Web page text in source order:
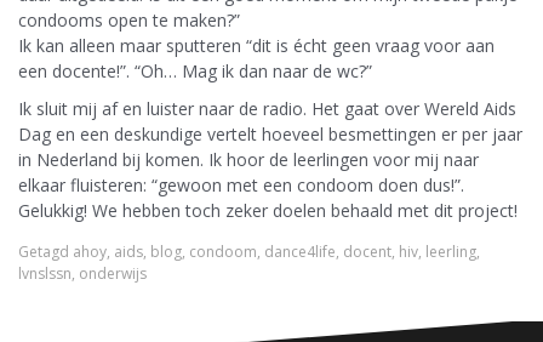
condooms open te maken?”
Ik kan alleen maar sputteren “dit is écht geen vraag voor aan
een docente!”. “Oh… Mag ik dan naar de wc?”
Ik sluit mij af en luister naar de radio. Het gaat over Wereld Aids
Dag en een deskundige vertelt hoeveel besmettingen er per jaar
in Nederland bij komen. Ik hoor de leerlingen voor mij naar
elkaar fluisteren: “gewoon met een condoom doen dus!”.
Gelukkig! We hebben toch zeker doelen behaald met dit project!
Getagd ahoy, aids, blog, condoom, dance4life, docent, hiv, leerling,
lvnslssn, onderwijs